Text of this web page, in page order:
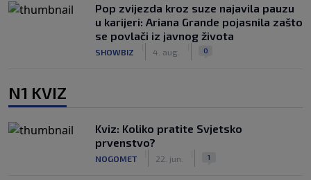
Pop zvijezda kroz suze najavila pauzu
u karijeri: Ariana Grande pojasnila zašto
se povlači iz javnog života
SHOWBIZ 4. aug. 0
N1 KVIZ
Kviz: Koliko pratite Svjetsko
prvenstvo?
NOGOMET 22. jun. 1